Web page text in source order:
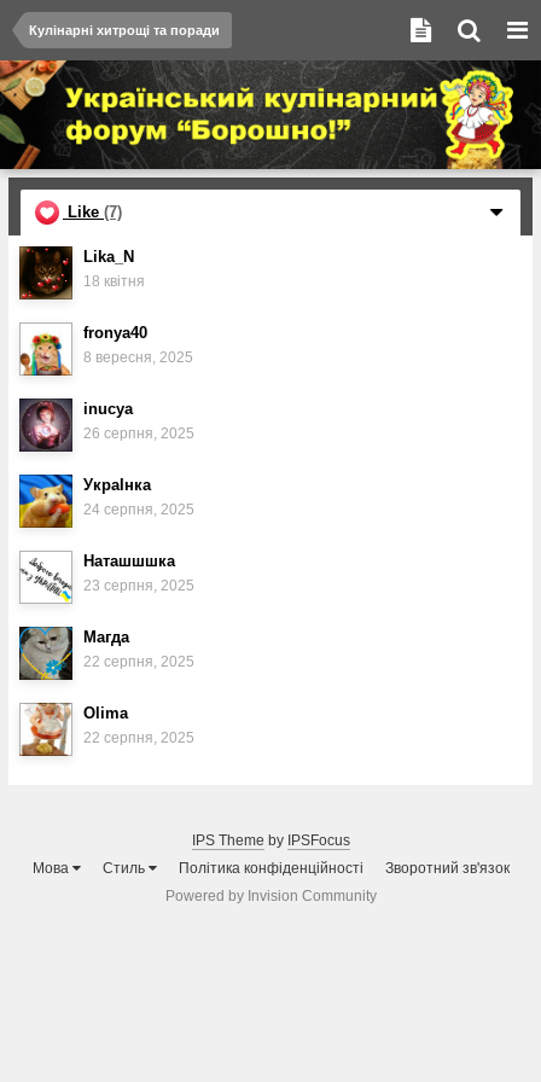
Кулінарні хитрощі та поради
Like (7)
Lika_N
18 квітня
fronya40
8 вересня, 2025
inucya
26 серпня, 2025
УкраІнка
24 серпня, 2025
Наташшшка
23 серпня, 2025
Магда
22 серпня, 2025
Olima
22 серпня, 2025
IPS Theme by IPSFocus
Мова
Стиль Політика конфіденційності
Зворотний зв'язок
Powered by Invision Community